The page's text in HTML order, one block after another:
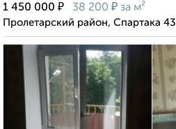
1 450 000 ₽ 38 200 ₽ за м²
Пролетарский район, Спартака 43